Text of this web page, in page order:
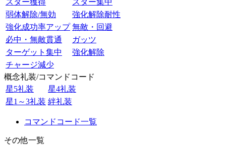
スター獲得
スター集中
弱体解除/無効
強化解除耐性
強化成功率アップ 無敵・回避
必中・無敵貫通
ガッツ
ターゲット集中
強化解除
チャージ減少
概念礼装/コマンドコード
星5礼装
星4礼装
星1～3礼装 絆礼装
コマンドコード一覧
その他一覧